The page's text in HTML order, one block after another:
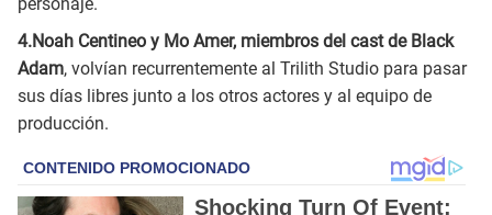
4.Noah Centineo y Mo Amer, miembros del cast de Black
Adam, volvían recurrentemente al Trilith Studio para pasar
sus días libres junto a los otros actores y al equipo de
producción.